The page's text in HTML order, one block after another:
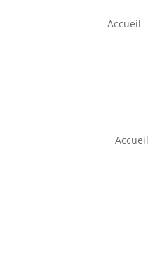
Accueil
Accueil